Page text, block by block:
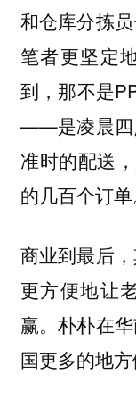
和仓库分拣
笔者更坚定
到，那不是
——是凌晨四
准时的配送
的几百个订单
商业到最后
更方便地让
赢。朴朴在
国更多的地方